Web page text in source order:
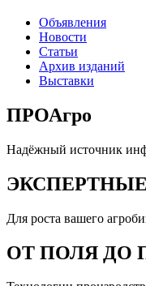
Объявления
Новости
Статьи
Архив изданий
Выставки
ПРОАгро
Надёжный источник
Для роста вашего
ОТ ПОЛЯ ДО